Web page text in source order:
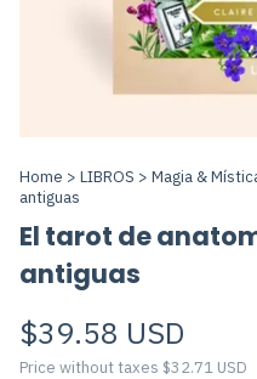
Home > LIBROS > Magia &
antiguas
El tarot de
antiguas
$39.58 USD
Price without taxes $32.71 USD